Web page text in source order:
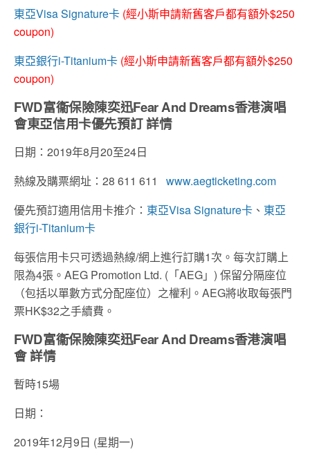
東亞Visa Signature卡 (經小斯申請新舊客戶都有額外$250
coupon)
東亞銀行i-Titanium卡 (經小斯申請新舊客戶都有額外$250
coupon)
FWD富衞保險陳奕迅Fear And Dreams香港演唱
會東亞信用卡優先預訂 詳情
日期：2019年8月20至24日
熱線及購票網址：28 611 611 www.aegticketing.com
優先預訂適用信用卡推介： 東亞Visa Signature卡 、 東亞
銀行i-Titanium卡
每張信用卡只可透過熱線/網上進行訂購1次。每次訂購上
限為4張。AEG Promotion Ltd. (「AEG」) 保留分隔座位
（包括以單數方式分配座位）之權利。AEG將收取每張門
票HK$32之手續費。
FWD富衞保險陳奕迅Fear And Dreams香港演唱
會 詳情
暫時15場
日期：
2019年12月9日 (星期一)